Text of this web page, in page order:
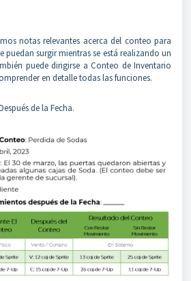
notas relevantes acerca del conteo para
puedan surgir mientras se está realizando un
puede dirigirse a Conteo de Inventario
en detalle todas las funciones.
de la Fecha.